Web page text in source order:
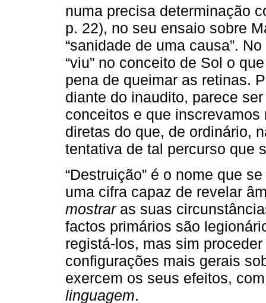
numa precisa determinação
p. 22), no seu ensaio sobre
“sanidade de uma causa”.
“viu” no conceito de Sol o
pena de queimar as retinas.
diante do inaudito, parece
conceitos e que
diretas do que, de ordinário,
tentativa de tal percurso que
“Destruição” é o nome que
uma cifra capaz de revelar
mostraras suas
factos primários são
registá-los, mas sim
configurações mais gerais
exercem os seus efeitos,
linguagem.